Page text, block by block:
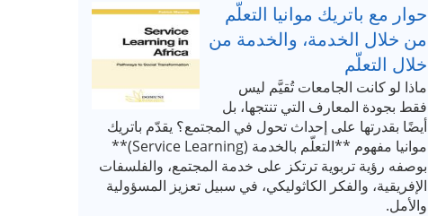
حوار مع باتريك موانيا التعلّم
من خلال الخدمة، والخدمة من
خلال التعلّم
ماذا لو كانت الجامعات تُقيَّم ليس
فقط بجودة المعارف التي تنتجها، بل
أيضًا بقدرتها على إحداث تحول في المجتمع؟ يقدّم باتريك
موانيا مفهوم **التعلّم بالخدمة (Service Learning)**
بوصفه رؤية تربوية ترتكز على خدمة المجتمع، والفلسفات
الإفريقية، والفكر الكاثوليكي، في سبيل تعزيز المسؤولية
والأمل.